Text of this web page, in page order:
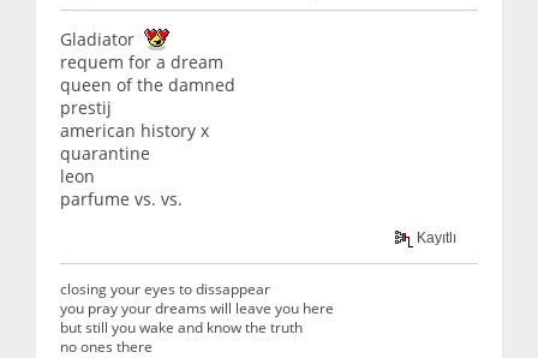
Gladiator
requem for a dream
queen of the damned
prestij
american history x
quarantine
leon
parfume vs. vs.
Kayıtlı
closing your eyes to dissappear
you pray your dreams will leave you here
but still you wake and know the truth
no ones there